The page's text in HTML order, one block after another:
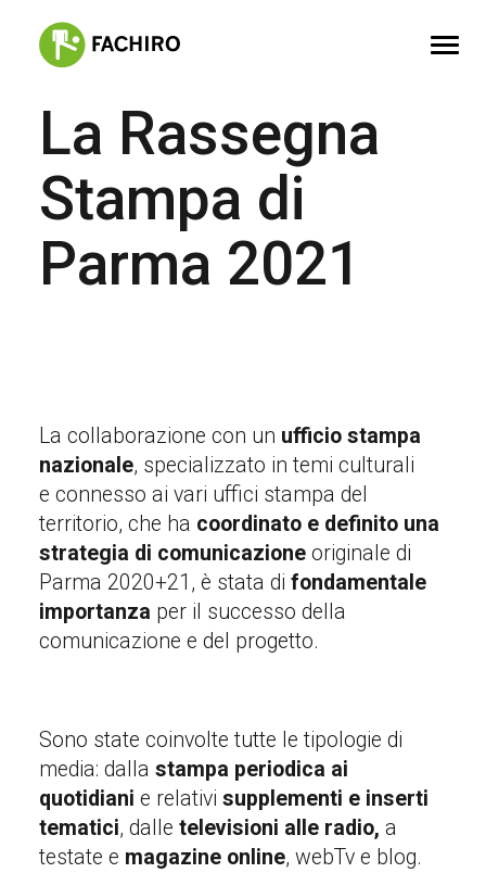
FACHIRO
SERVIZI
CONTATTI
La Rassegna
Stampa di
Parma 2021
La collaborazione con un ufficio stampa
nazionale, specializzato in temi culturali
e connesso ai vari uffici stampa del
territorio, che ha coordinato e definito una
strategia di comunicazioneoriginale di
Parma 2020+21, è stata di fondamentale
importanza per il successo della
comunicazione e del progetto.
Sono state coinvolte tutte le tipologie di
media: dalla stampa periodica ai
quotidiani e relativi supplementi e inserti
tematici, dalle televisioni alle radio, a
testate e magazine online, webTv e blog.